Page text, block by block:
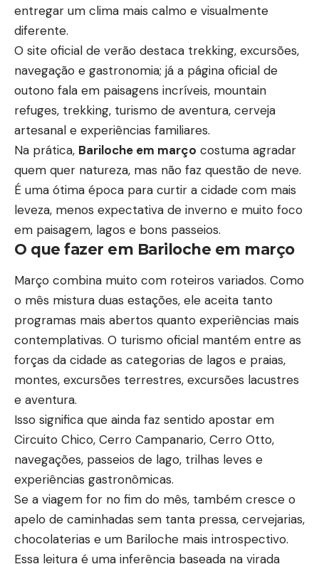
entregar um clima mais calmo e visualmente
diferente.
O site oficial de verão destaca trekking, excursões,
navegação e gastronomia; já a página oficial de
outono fala em paisagens incríveis, mountain
refuges, trekking, turismo de aventura, cerveja
artesanal e experiências familiares.
Na prática, Bariloche em março costuma agradar
quem quer natureza, mas não faz questão de neve.
É uma ótima época para curtir a cidade com mais
leveza, menos expectativa de inverno e muito foco
em paisagem, lagos e bons passeios.
O que fazer em Bariloche em março
Março combina muito com roteiros variados. Como
o mês mistura duas estações, ele aceita tanto
programas mais abertos quanto experiências mais
contemplativas. O turismo oficial mantém entre as
forças da cidade as categorias de lagos e praias,
montes, excursões terrestres, excursões lacustres
e aventura.
Isso significa que ainda faz sentido apostar em
Circuito Chico, Cerro Campanario, Cerro Otto,
navegações, passeios de lago, trilhas leves e
experiências gastronômicas.
Se a viagem for no fim do mês, também cresce o
apelo de caminhadas sem tanta pressa, cervejarias,
chocolaterias e um Bariloche mais introspectivo.
Essa leitura é uma inferência baseada na virada